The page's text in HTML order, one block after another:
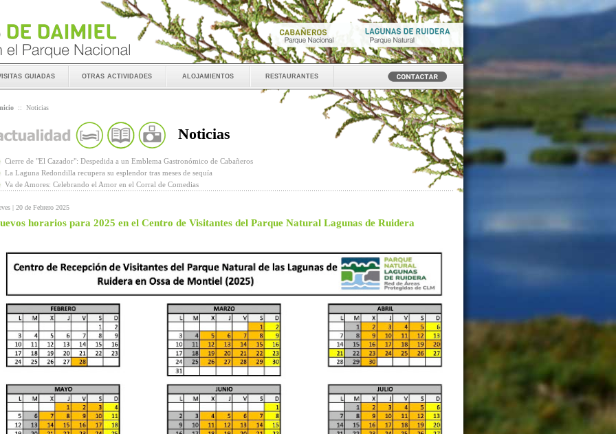
guiadas otras actividades alojamientos restaurantes
:: Noticias
Noticias
Cierre de "El Cazador": Despedida a un Emblema Gastronómico de Cabañeros
La Laguna Redondilla recupera su esplendor tras meses de sequía
Va de Amores: Celebrando el Amor en el Corral de Comedias
| 20 de Febrero 2025
horarios para 2025 en el Centro de Visitantes del Parque Natural Lagunas de Ruidera